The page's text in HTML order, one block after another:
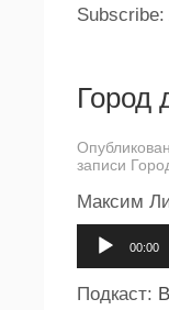
Subscribe:
Город
записи
Максим
00:00
Подкаст: